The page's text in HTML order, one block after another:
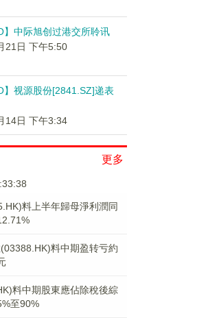
】中际旭创过港交所聆讯
21日 下午5:50
】视源股份[2841.SZ]递表
14日 下午3:34
更多
料上半年歸母淨利潤同
(03388.HK)料中期盈转亏約
料中期股東應佔除稅後綜
至90%